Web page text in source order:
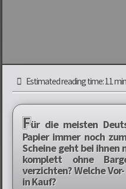
Estimated reading time: 11
Für die meisten
Papier immer noch
Scheine geht bei ihnen
komplett ohne
verzichten? Welche
in Kauf?